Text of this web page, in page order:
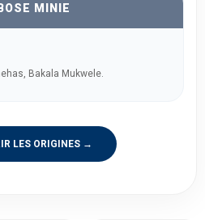
MINIE
Bakala Mukwele.
LES ORIGINES →